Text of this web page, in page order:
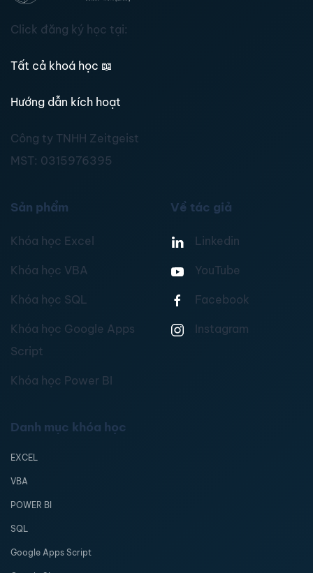
Click đăng ký học tại:
Tất cả khoá học 📖
Hướng dẫn kích hoạt
Công ty TNHH Zeitgeist
MST: 0315976395
Sản phẩm
Khóa học Excel
Khóa học VBA
Khóa học SQL
Khóa học Google Apps
Script
Khóa học Power BI
Về tác giả
Linkedin
YouTube
Facebook
Instagram
Danh mục khóa học
EXCEL
VBA
POWER BI
SQL
Google Apps Script